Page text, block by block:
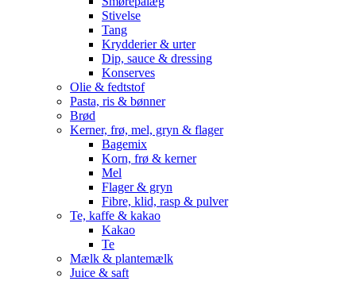
Stivelse
Tang
Krydderier & urter
Dip, sauce & dressing
Konserves
Olie & fedtstof
Pasta, ris & bønner
Brød
Kerner, frø, mel, gryn & flager
Bagemix
Korn, frø & kerner
Mel
Flager & gryn
Fibre, klid, rasp & pulver
Te, kaffe & kakao
Kakao
Te
Mælk & plantemælk
Juice & saft